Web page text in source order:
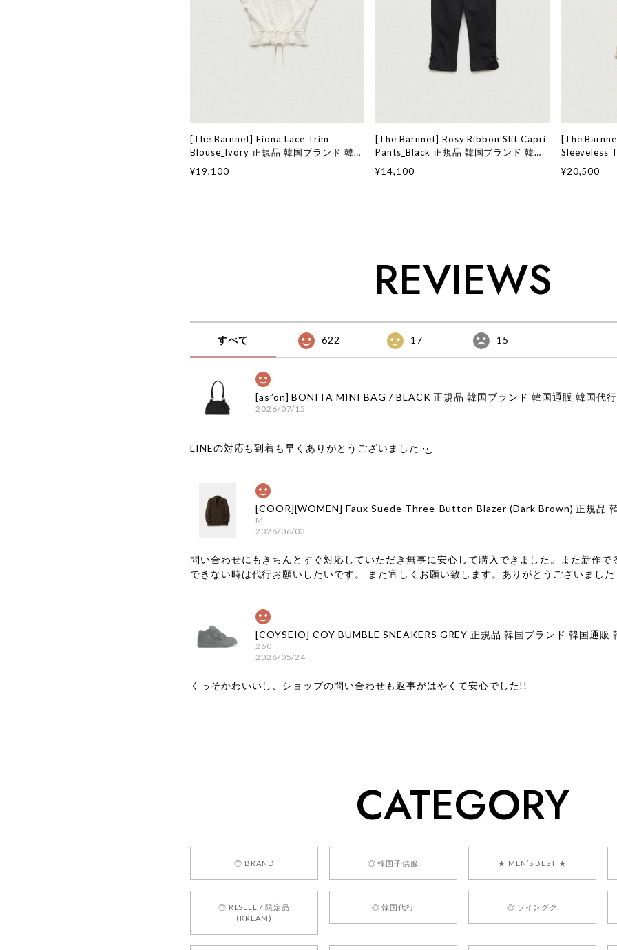
[The Barnnet] Fiona Lace Trim
Blouse_Ivory 正規品 韓国ブランド 韓国
ネット ザバーネット 日本 店舗
¥19,100
[The Barnnet] Rosy Ribbon Slit Capri
Pants_Black 正規品 韓国ブランド 韓国
ネット ザバーネット 日本 店舗
¥14,100
[The
Sleeveless
ン ザ バーネ
¥20,500
REVIEWS
すべて 622 17 15
2026/07/15
LINEの対応も到着も早くありがとうございました‪ ·͜·
M
2026/06/03
問い合わせにもきちんとすぐ対応していただき無事に安心して購入できました。また新作で
できない時は代行お願いしたいです。 また宜しくお願い致します。ありがとうございました
260
2026/05/24
くっそかわいいし、ショップの問い合わせも返事がはやくて安心でした!!
2026/05/24
250
CATEGORY
◎ BRAND ◎ 韓国子供服 ★ MEN’S BEST ★
◎ RESELL / 限定品
(KREAM)
◎ 韓国代行 ◎ ソイングク